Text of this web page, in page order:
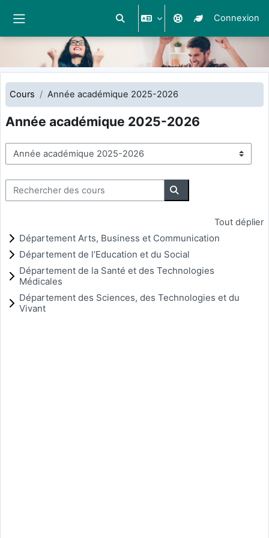
Passer au contenu principal
Activer/désactiver la saisie de
Connexion
Cours Année académique 2025-2026
Année académique 2025-2026
Catégories de cours
Rechercher des cours
Rechercher des cours
Tout déplier
Département Arts, Business et Communication
Département de l’Education et du Social
Département de la Santé et des Technologies
Médicales
Département des Sciences, des Technologies et du
Vivant